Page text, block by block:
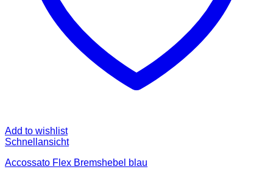
Add to wishlist
Schnellansicht
Accossato Flex Bremshebel blau